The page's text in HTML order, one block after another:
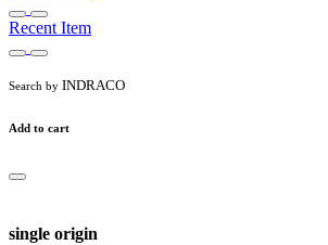
Recent Item
Search by INDRACO
Add to cart
single origin